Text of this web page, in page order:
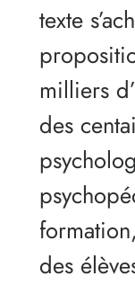
texte
milliers
des
des